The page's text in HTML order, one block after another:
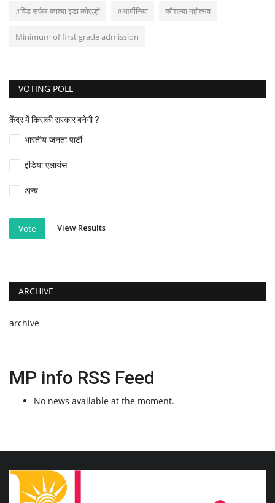
#विंड सर्फर कात्या इडा कोएल्हो #आर्मीनिया कौशल्या महोत्सव
Minimum of first grade admission
VOTING POLL
केंद्र में किसकी सरकार बनेगी ?
भारतीय जनता पार्टी
इंडिया एलायंस
अन्य
Vote View Results
ARCHIVE
archive
MP info RSS Feed
No news available at the moment.